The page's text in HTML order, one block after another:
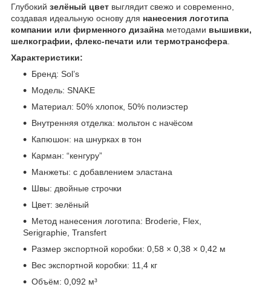
Глубокий зелёный цвет выглядит свежо и современно,
создавая идеальную основу для нанесения логотипа
компании или фирменного дизайна методами вышивки,
шелкографии, флекс-печати или термотрансфера
Характеристики:
Бренд: Sol’s
Модель: SNAKE
Материал: 50% хлопок, 50% полиэстер
Внутренняя отделка: мольтон с начёсом
Капюшон: на шнурках в тон
Карман: “кенгуру”
Манжеты: с добавлением эластана
Швы: двойные строчки
Цвет: зелёный
Метод нанесения логотипа: Broderie, Flex,
Serigraphie, Transfert
Размер экспортной коробки: 0,58 × 0,38 × 0,42 м
Вес экспортной коробки: 11,4 кг
Объём: 0,092 м³